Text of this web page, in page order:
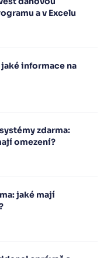
a v Excelu
informace na
zdarma:
omezení?
jaké mají